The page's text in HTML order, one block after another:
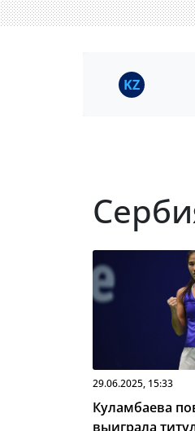
KZ
29.06.2025, 15:33
Куламбаева
выиграла